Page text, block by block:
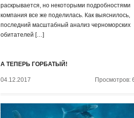
раскрывается, но некоторыми подробностями
компания все же поделилась. Как выяснилось,
последний масштабный анализ черноморских
обитателей […]
А ТЕПЕРЬ ГОРБАТЫЙ!
04.12.2017 Просмотров: